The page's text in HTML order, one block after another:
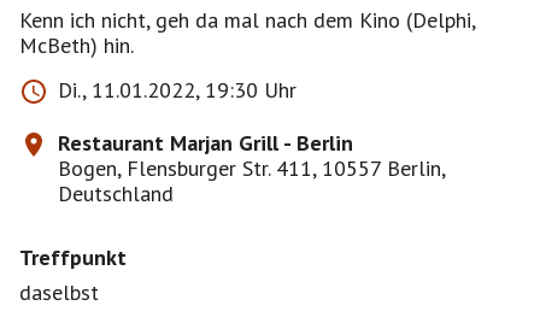
Kenn ich nicht, geh da mal nach dem Kino (Delphi,
McBeth) hin.
Di., 11.01.2022, 19:30 Uhr
Restaurant Marjan Grill - Berlin
Bogen, Flensburger Str. 411, 10557 Berlin,
Deutschland
Treffpunkt
daselbst